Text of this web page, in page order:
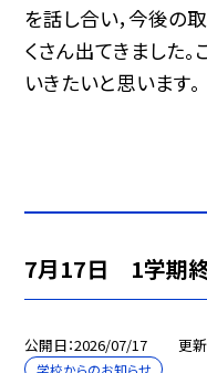
を話し合い，今後の
くさん出てきました
いきたいと思います。
7月17日 1学期
公開日 2026/07/17 更
学校からのお知らせ